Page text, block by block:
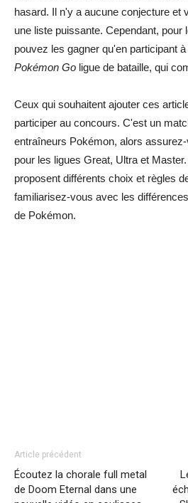
hasard. Il n'y a aucune conjecture et
une liste puissante. Cependant, pour
pouvez les gagner qu'en participant
Pokémon Go ligue de bataille, qui
Ceux qui souhaitent ajouter ces
participer au concours. C'est un
entraîneurs Pokémon, alors
pour les ligues Great, Ultra et
proposent différents choix et règles
familiarisez-vous avec les
de Pokémon.
Article précédent
Écoutez la chorale full metal
de Doom Eternal dans une